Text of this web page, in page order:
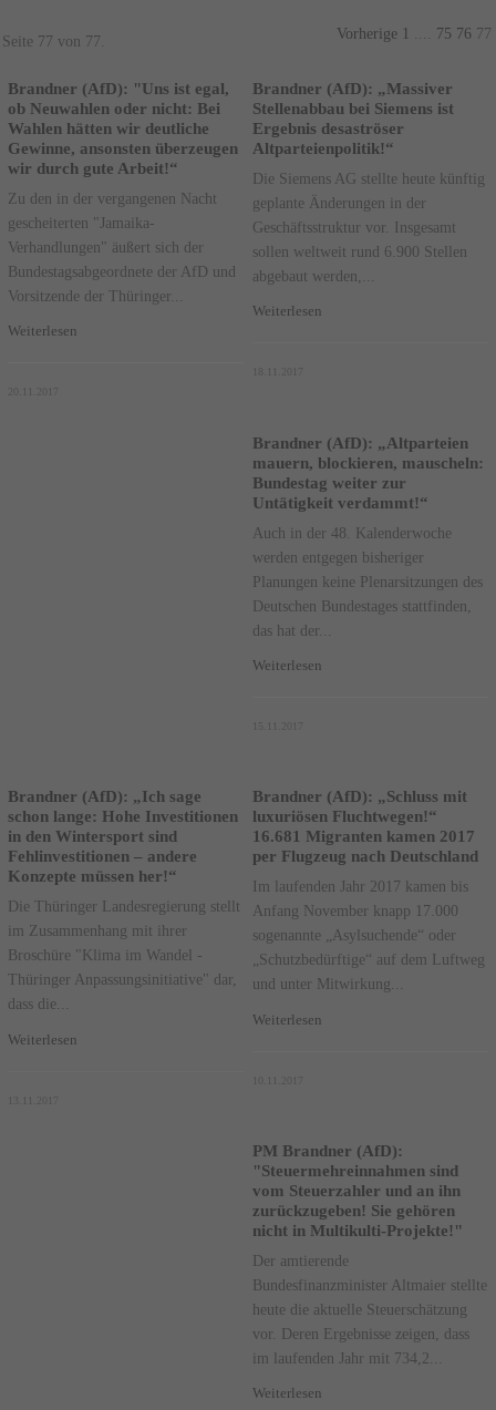
Seite 77 von 77. Vorherige 1 75 76 77
Brandner (AfD): "Uns ist egal,
ob Neuwahlen oder nicht: Bei
Wahlen hätten wir deutliche
Gewinne, ansonsten überzeugen
wir durch gute Arbeit!“
Zu den in der vergangenen Nacht
gescheiterten "Jamaika-
Verhandlungen" äußert sich der
Bundestagsabgeordnete der AfD und
Vorsitzende der Thüringer...
Weiterlesen
Brandner (AfD): „Massiver
Stellenabbau bei Siemens ist
Ergebnis desaströser
Altparteienpolitik!“
Die Siemens AG stellte heute künftig
geplante Änderungen in der
Geschäftsstruktur vor. Insgesamt
sollen weltweit rund 6.900 Stellen
abgebaut werden,...
Weiterlesen
Brandner (AfD): „Altparteien
mauern, blockieren, mauscheln:
Bundestag weiter zur
Untätigkeit verdammt!“
Auch in der 48. Kalenderwoche
werden entgegen bisheriger
Planungen keine Plenarsitzungen des
Deutschen Bundestages stattfinden,
das hat der...
Weiterlesen
Brandner (AfD): „Ich sage
schon lange: Hohe Investitionen
in den Wintersport sind
Fehlinvestitionen – andere
Konzepte müssen her!“
Die Thüringer Landesregierung stellt
im Zusammenhang mit ihrer
Broschüre "Klima im Wandel -
Thüringer Anpassungsinitiative" dar,
dass die...
Weiterlesen
Brandner (AfD): „Schluss mit
luxuriösen Fluchtwegen!“
16.681 Migranten kamen 2017
per Flugzeug nach Deutschland
Im laufenden Jahr 2017 kamen bis
Anfang November knapp 17.000
sogenannte „Asylsuchende“ oder
„Schutzbedürftige“ auf dem Luftweg
und unter Mitwirkung...
Weiterlesen
PM Brandner (AfD):
"Steuermehreinnahmen sind
vom Steuerzahler und an ihn
zurückzugeben! Sie gehören
nicht in Multikulti-Projekte!"
Der amtierende
Bundesfinanzminister Altmaier stellte
heute die aktuelle Steuerschätzung
vor. Deren Ergebnisse zeigen, dass
im laufenden Jahr mit 734,2...
Weiterlesen